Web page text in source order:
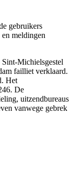
gebruikers
meldingen
Michielsgestel
failliet verklaard.
Het
De
uitzendbureaus
vanwege gebrek